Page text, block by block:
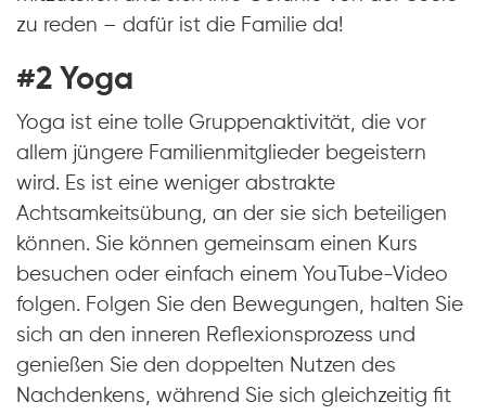
zu reden – dafür ist die Familie da!
#2 Yoga
Yoga ist eine tolle Gruppenaktivität, die vor
allem jüngere Familienmitglieder begeistern
wird. Es ist eine weniger abstrakte
Achtsamkeitsübung, an der sie sich beteiligen
können. Sie können gemeinsam einen Kurs
besuchen oder einfach einem YouTube-Video
folgen. Folgen Sie den Bewegungen, halten Sie
sich an den inneren Reflexionsprozess und
genießen Sie den doppelten Nutzen des
Nachdenkens, während Sie sich gleichzeitig fit